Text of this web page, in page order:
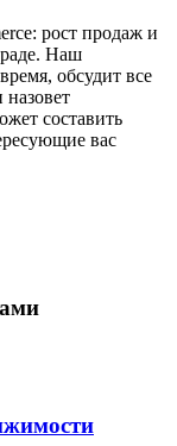
рост продаж и
. Наш
обсудит все
составить
вас